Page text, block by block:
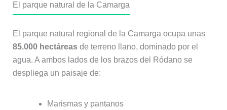
El parque natural de la Camarga
El parque natural regional de la Camarga ocupa unas
85.000 hectáreasde terreno llano, dominado por el
agua. A ambos lados de los brazos del Ródano se
despliega un paisaje de:
Marismas y pantanos